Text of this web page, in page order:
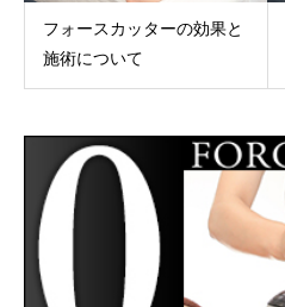
フォースカッターの効果と
施術について